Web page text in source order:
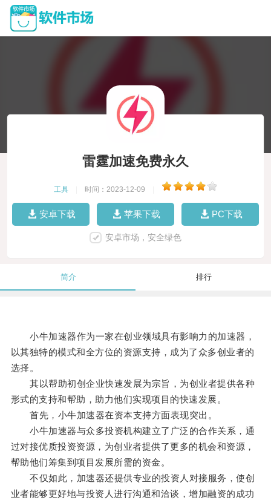
雷霆加速免费永久
工具 时间：2023-12-09
安卓下载 苹果下载 PC下载
安卓市场，安全绿色
简介 排行
小牛加速器作为一家在创业领域具有影响力的加速器，
以其独特的模式和全方位的资源支持，成为了众多创业者的
选择。
其以帮助初创企业快速发展为宗旨，为创业者提供各种
形式的支持和帮助，助力他们实现项目的快速发展。
首先，小牛加速器在资本支持方面表现突出。
小牛加速器与众多投资机构建立了广泛的合作关系，通
过对接优质投资资源，为创业者提供了更多的机会和资源，
帮助他们筹集到项目发展所需的资金。
不仅如此，加速器还提供专业的投资人对接服务，使创
业者能够更好地与投资人进行沟通和洽谈，增加融资的成功